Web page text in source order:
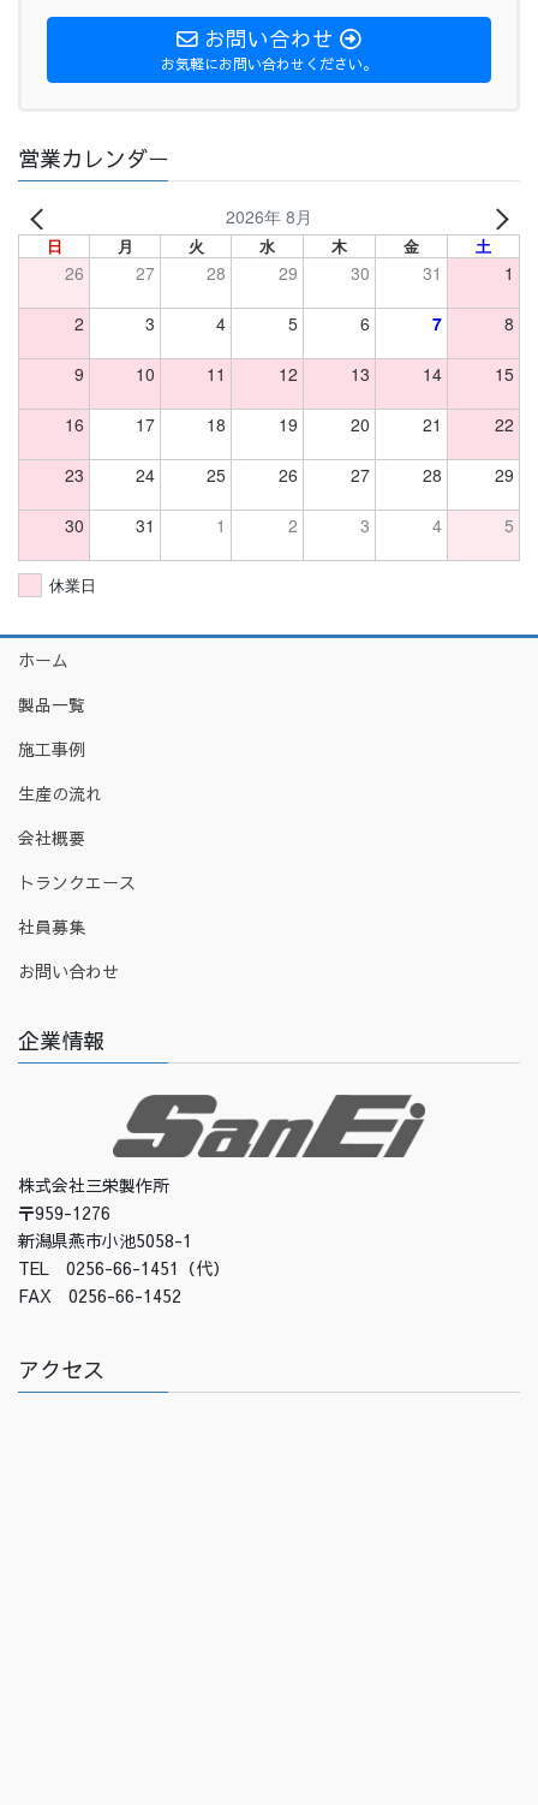
お問い合わせ
お気軽にお問い合わせください。
営業カレンダー
2026年 8月
日 月 火 水 木 金 土
26 27 28 29 30 31 1
2 3 4 5 6 7 8
9 10 11 12 13 14 15
16 17 18 19 20 21 22
23 24 25 26 27 28 29
30 31 1 2 3 4 5
休業日
ホーム
製品一覧
施工事例
生産の流れ
会社概要
トランクエース
社員募集
お問い合わせ
企業情報
株式会社三栄製作所
〒959-1276
新潟県燕市小池5058-1
TEL 0256-66-1451（代）
FAX 0256-66-1452
アクセス